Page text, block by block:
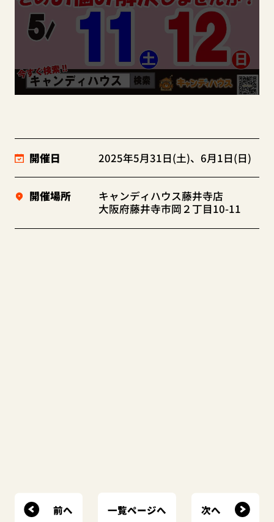
開催日 2025年5月31日(土)、6月1日(日)
開催場所
キャンディハウス藤井寺店
大阪府藤井寺市岡２丁目10-11
前へ 一覧ページへ 次へ